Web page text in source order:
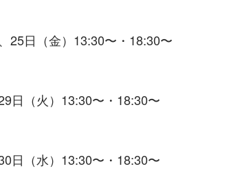
25日（金）13:30〜・18:30〜
日（火）13:30〜・18:30〜
日（水）13:30〜・18:30〜